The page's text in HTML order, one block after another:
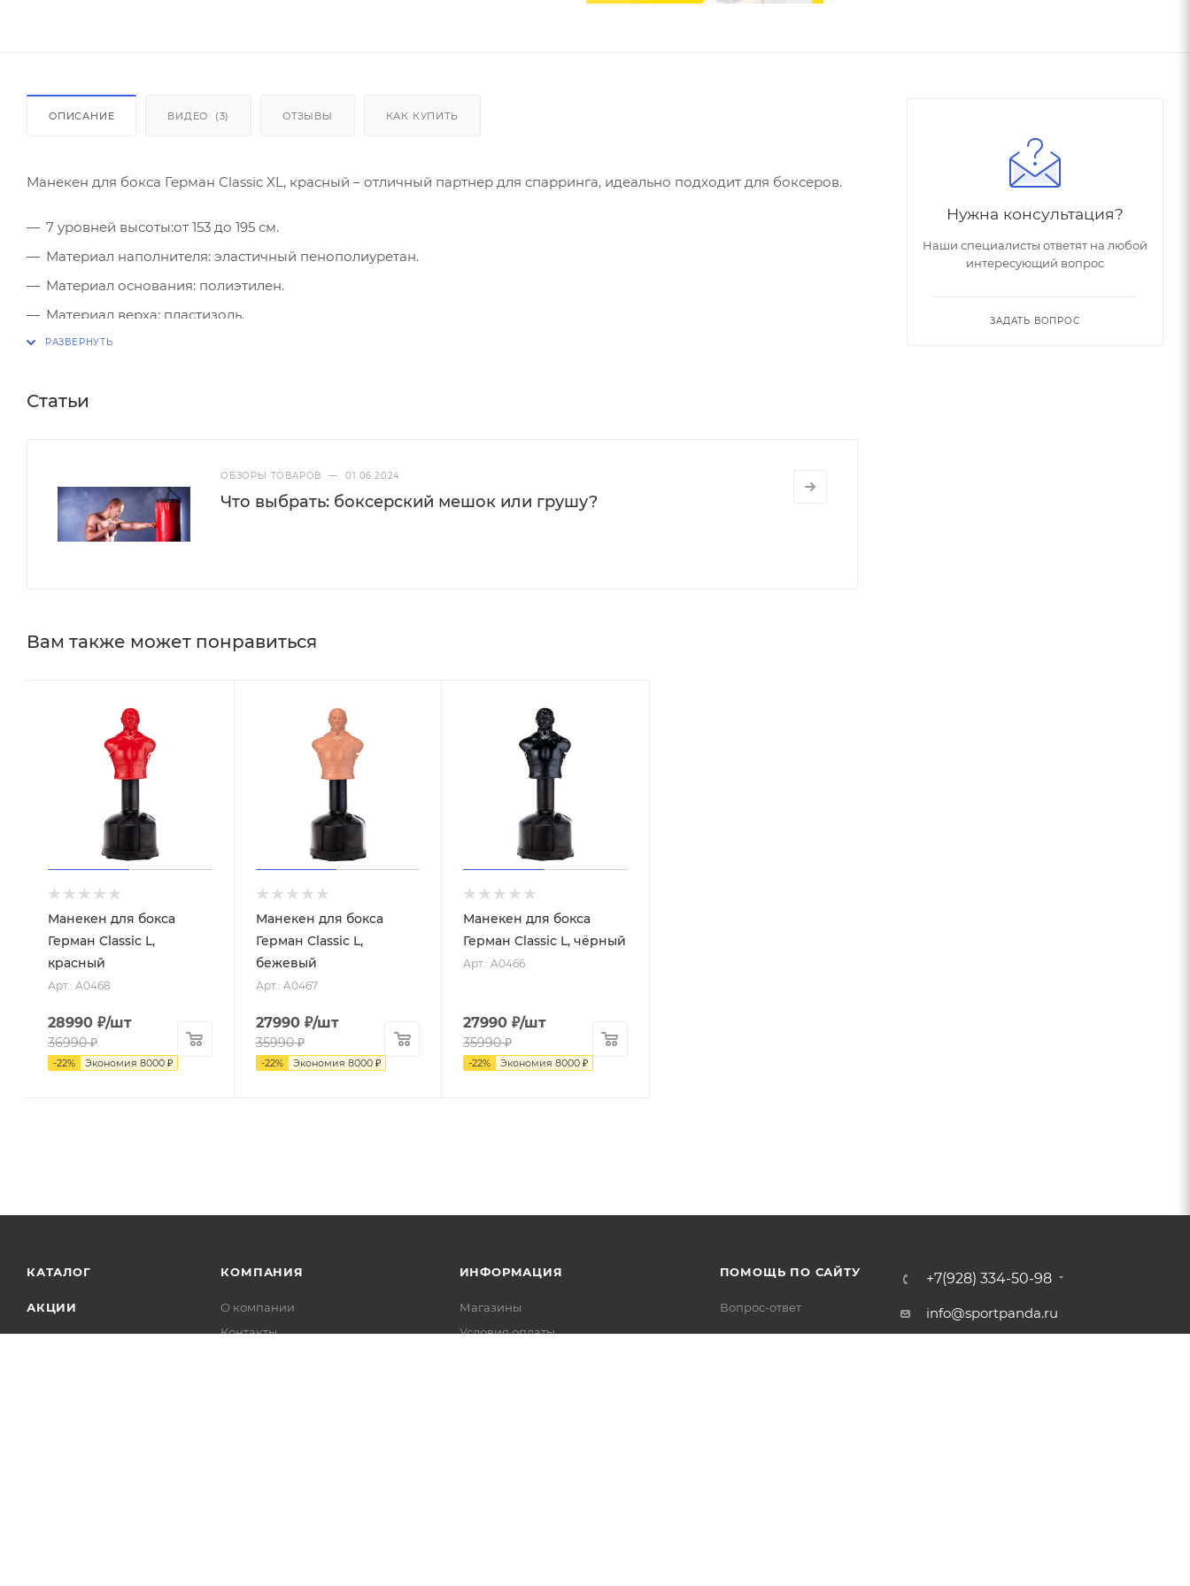
ОПИСАНИЕ ВИДЕО (3) ОТЗЫВЫ КАК КУПИТЬ
Манекен для бокса Герман Classic XL, красный – отличный партнер для спарринга, идеально подходит для боксеров.
7 уровней высоты:от 153 до 195 см.
Материал наполнителя: эластичный пенополиуретан.
Материал основания: полиэтилен.
Материал верха: пластизоль.
Основание наполняется песком (вес 235 кг) или водой (объём 138 л).
Цвет манекена для бокса: красный.
Статьи
ОБЗОРЫ ТОВАРОВ — 01.06.2024
Что выбрать: боксерский мешок или грушу?
Вам также может понравиться
Манекен для бокса
Герман Classic L,
красный
Арт.: A0468
28990 ₽/шт
36990₽
-22% Экономия 8000 ₽
Манекен для бокса
Герман Classic L,
бежевый
Арт.: A0467
27990₽/шт
35990₽
-22% Экономия 8000₽
Манекен для бокса
Герман Classic L, чёрный
Арт.: A0466
27990 ₽/шт
35990₽
-22% Экономия 8000 ₽
Нужна консультация?
Наши специалисты ответят на любой
интересующий вопрос
ЗАДАТЬ ВОПРОС
КАТАЛОГ
АКЦИИ
КОМПАНИЯ
О компании
Контакты
ИНФОРМАЦИЯ
Магазины
Условия оплаты
ПОМОЩЬ ПО САЙТУ
Вопрос-ответ
+7(928) 334-50-98
info@sportpanda.ru